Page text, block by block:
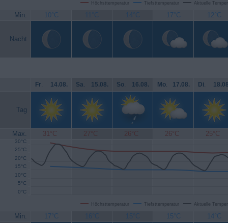
Höchsttemperatur Tiefsttemperatur Aktuelle
Min. 10°C 11°C 14°C 17°C 12°C
Nacht
Fr. 14.08. Sa. 15.08. So. 16.08. Mo. 17.08. Di.
Tag
Max. 31°C 27°C 26°C 26°C 25°C
Höchsttemperatur Tiefsttemperatur Aktuelle
0°C
5°C
10°C
15°C
20°C
25°C
30°C
Min. 17°C 16°C 15°C 15°C 14°C